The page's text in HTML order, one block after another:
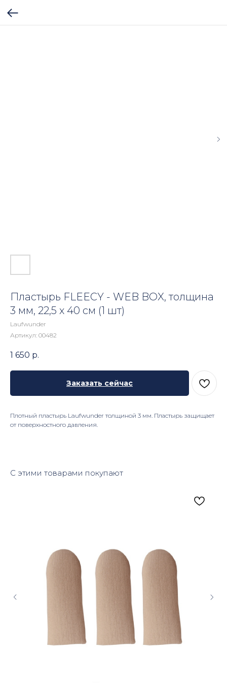
Пластырь FLEECY - WEB BOX, толщина
3 мм, 22,5 х 40 см (1 шт)
Laufwunder
Артикул: 00482
1 650 р.
Заказать сейчас
Плотный пластырь Laufwunder толщиной 3 мм. Пластырь защищает
от поверхностного давления.
С этими товарами покупают